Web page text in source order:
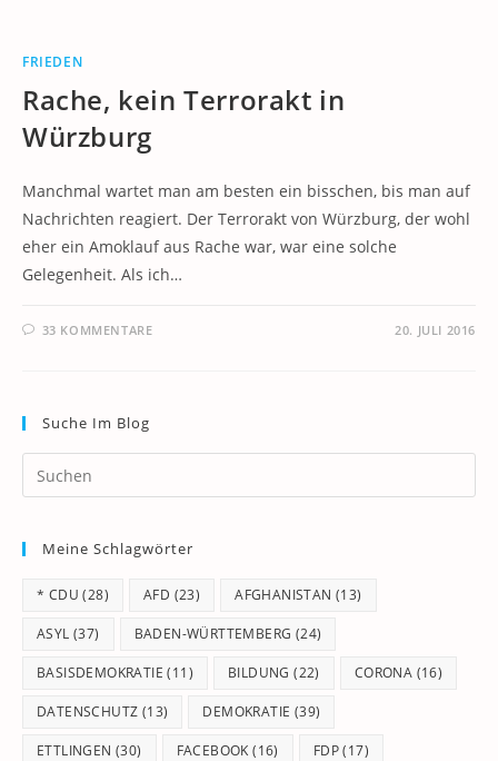
FRIEDEN
Rache, kein Terrorakt in
Würzburg
Manchmal wartet man am besten ein bisschen, bis man auf
Nachrichten reagiert. Der Terrorakt von Würzburg, der wohl
eher ein Amoklauf aus Rache war, war eine solche
Gelegenheit. Als ich…
33 KOMMENTARE 20. JULI 2016
Suche Im Blog
Meine Schlagwörter
* CDU (28) AFD (23) AFGHANISTAN (13)
ASYL (37) BADEN-WÜRTTEMBERG (24)
BASISDEMOKRATIE (11) BILDUNG (22) CORONA (16)
DATENSCHUTZ (13) DEMOKRATIE (39)
ETTLINGEN (30) FACEBOOK (16) FDP(17)